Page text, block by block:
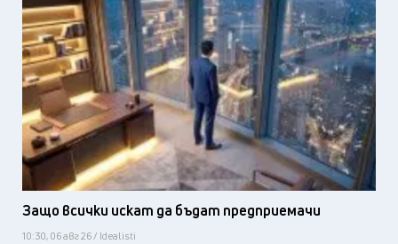
Защо всички искат да бъдат предприемачи
10:30, 06 авг 26 / Idealisti